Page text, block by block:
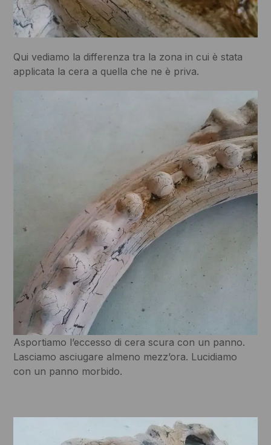
Qui vediamo la differenza tra la zona in cui è stata
applicata la cera a quella che ne è priva.
Asportiamo l’eccesso di cera scura con un panno.
Lasciamo asciugare almeno mezz’ora. Lucidiamo
con un panno morbido.